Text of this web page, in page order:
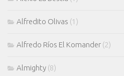
Alfredito Olivas (1)
Alfredo Ríos El Komander (2)
Almighty (8)